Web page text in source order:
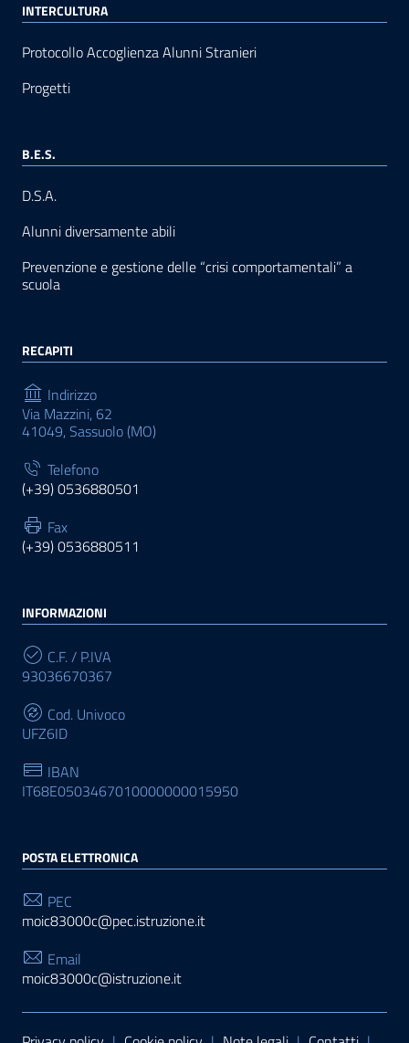
INTERCULTURA
Protocollo Accoglienza Alunni Stranieri
Progetti
B.E.S.
D.S.A.
Alunni diversamente abili
Prevenzione e gestione delle “crisi comportamentali” a
scuola
RECAPITI
Indirizzo
Via Mazzini, 62
41049, Sassuolo (MO)
Telefono
(+39) 0536880501
Fax
(+39) 0536880511
INFORMAZIONI
C.F. / P.IVA
93036670367
Cod. Univoco
UFZ6ID
IBAN
IT68E0503467010000000015950
POSTA ELETTRONICA
PEC
moic83000c@pec.istruzione.it
Email
moic83000c@istruzione.it